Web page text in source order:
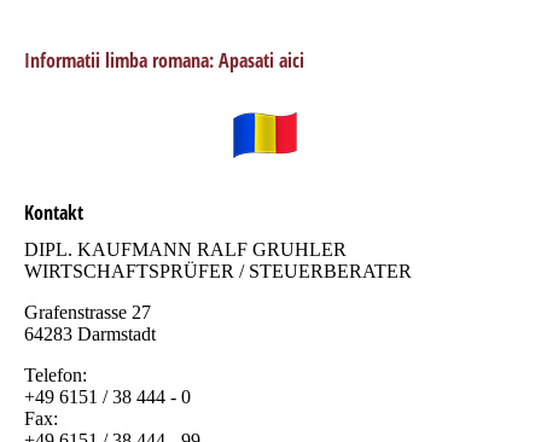
Informatii limba romana: Apasati aici
Kontakt
DIPL. KAUFMANN RALF GRUHLER
WIRTSCHAFTSPRÜFER / STEUERBERATER
Grafenstrasse 27
64283 Darmstadt
Telefon:
+49 6151 / 38 444 - 0
Fax: